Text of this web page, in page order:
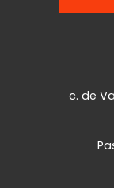
c. de